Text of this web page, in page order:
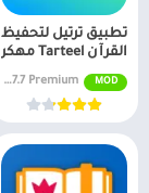
تطبيق ترتيل لتحفيظ
القرآن Tarteel مهكر
MOD MOD APK 5.37.7 Premium مفتوح